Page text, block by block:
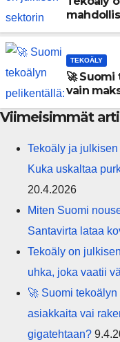
TEKOÄLY
🚀
vain
Viimeisimmät
Tekoäly ja
Kuka uskaltaa
20.4.2026
Miten Suomi
Santavirta lataa
Tekoäly on
uhka, joka vaatii
🚀 Suomi
asiakkaita vai
gigatehtaan?